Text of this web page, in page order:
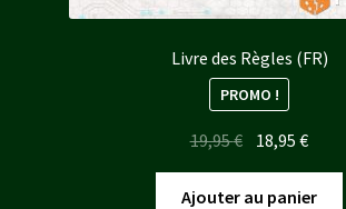
Livre des Règles (FR)
PROMO !
19,95€ Le
initial
18,95€Le
actuel
Ajouter au panier